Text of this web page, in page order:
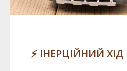
⚡ ІНЕРЦІЙНИЙ ХІД